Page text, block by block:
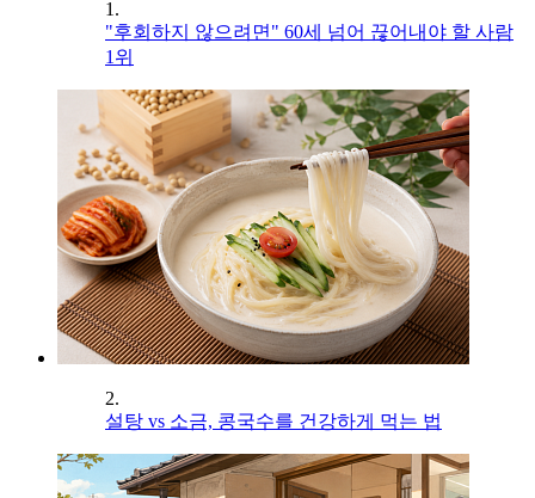
1.
"후회하지 않으려면" 60세 넘어 끊어내야 할 사람
1위
2.
설탕 vs 소금, 콩국수를 건강하게 먹는 법